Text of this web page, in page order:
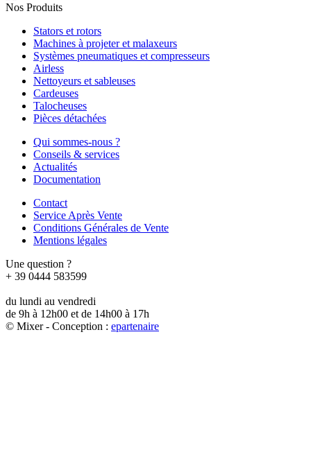
Nos Produits
Stators et rotors
Machines à projeter et malaxeurs
Systèmes pneumatiques et compresseurs
Airless
Nettoyeurs et sableuses
Cardeuses
Talocheuses
Pièces détachées
Qui sommes-nous ?
Conseils & services
Actualités
Documentation
Contact
Service Après Vente
Conditions Générales de Vente
Mentions légales
Une question ?
+ 39 0444 583599
du lundi au vendredi
de 9h à 12h00 et de 14h00 à 17h
© Mixer - Conception : epartenaire